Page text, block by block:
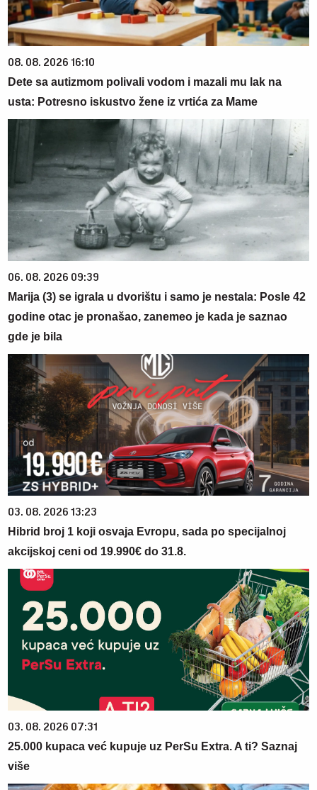
08. 08. 2026 16:10
Dete sa autizmom polivali vodom i mazali mu lak na
usta: Potresno iskustvo žene iz vrtića za Mame
06. 08. 2026 09:39
Marija (3) se igrala u dvorištu i samo je nestala: Posle 42
godine otac je pronašao, zanemeo je kada je saznao
gde je bila
03. 08. 2026 13:23
Hibrid broj 1 koji osvaja Evropu, sada po specijalnoj
akcijskoj ceni od 19.990€ do 31.8.
03. 08. 2026 07:31
25.000 kupaca već kupuje uz PerSu Extra. A ti? Saznaj
više